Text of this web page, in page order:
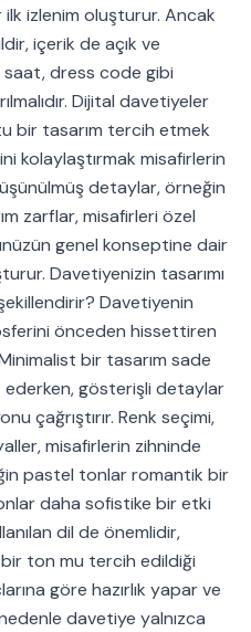
izlenim oluşturur. Ancak
içerik de açık ve
saat, dress code gibi
Dijital davetiyeler
bir tasarım tercih etmek
kolaylaştırmak misafirlerin
detaylar, örneğin
zarflar, misafirleri özel
genel konseptine dair
Davetiyenizin tasarımı
Davetiyenin
önceden hissettiren
bir tasarım sade
gösterişli detaylar
çağrıştırır. Renk seçimi,
misafirlerin zihninde
pastel tonlar romantik bir
daha sofistike bir etki
dil de önemlidir,
ton mu tercih edildiği
göre hazırlık yapar ve
davetiye yalnızca